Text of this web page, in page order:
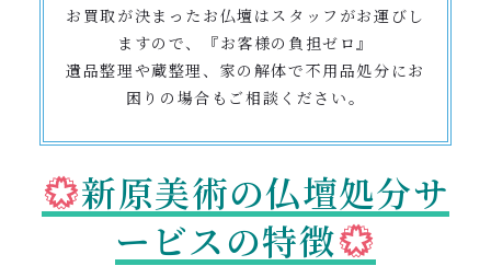
お買取が決まったお仏壇はスタッフがお運びし
ますので、『お客様の負担ゼロ』
遺品整理や蔵整理、家の解体で不用品処分にお
困りの場合もご相談ください。
新原美術の仏壇処分サ
ービスの特徴